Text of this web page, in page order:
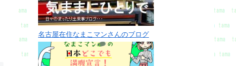
名古屋在住なまこマンさんのブログ